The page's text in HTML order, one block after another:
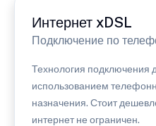
Интернет xDSL
Подключение по
Технология подключения
использованием
назначения. Стоит
интернет не ограничен.